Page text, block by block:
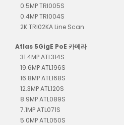
0.5MP TRI005S
0.4MP TRI004S
2K TRI02KA Line Scan
Atlas 5GigE PoE 카메라
31.4MP ATL314S
19.6MP ATL196S
16.8MP ATL168S
12.3MP ATL120S
8.9MP ATL089S
7.1MP ATL071S
5.0MP ATL050S